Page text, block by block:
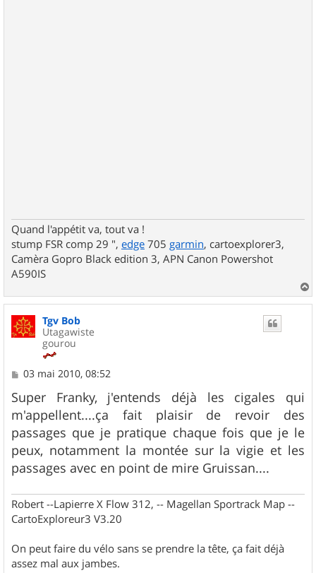
Quand l'appétit va, tout va !
stump FSR comp 29 ", edge 705 garmin, cartoexplorer3,
Camèra Gopro Black edition 3, APN Canon Powershot
A590IS
a
Tgv Bob
Utagawiste
gourou
M
s
s
a
g
e
03 mai 2010, 08:52
Super Franky, j'entends déjà les cigales qui
m'appellent....ça fait plaisir de revoir des
passages que je pratique chaque fois que je le
peux, notamment la montée sur la vigie et les
passages avec en point de mire Gruissan....
Robert --Lapierre X Flow 312, -- Magellan Sportrack Map --
CartoExploreur3 V3.20
On peut faire du vélo sans se prendre la tête, ça fait déjà
assez mal aux jambes.